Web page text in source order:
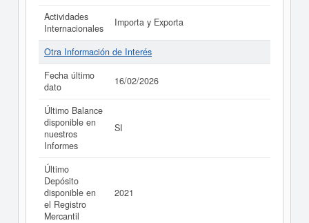
Actividades
Internacionales
Importa y Exporta
Otra Información de Interés
Fecha último
dato
16/02/2026
Último Balance
disponible en
nuestros
Informes
SI
Último
Depósito
disponible en
el Registro
Mercantil
2021